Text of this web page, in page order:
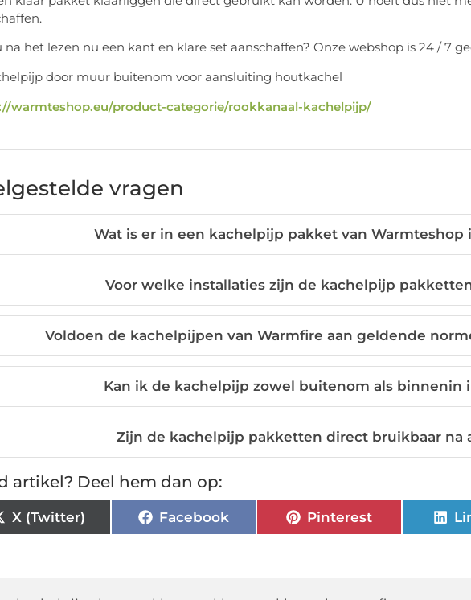
na het lezen nu een kant en klare set aanschaffen? Onze webshop is 24 / 7
warmteshop.eu/product-categorie/rookkanaal-kachelpijp/
vragen
Wat is er in een kachelpijp pakket van Warmteshop
Voor welke installaties zijn de kachelpijp
Voldoen de kachelpijpen van Warmfire aan geldende
Kan ik de kachelpijp zowel buitenom als binnenin
Zijn de kachelpijp pakketten direct bruikbaar na
artikel? Deel hem dan op:
X (Twitter) Facebook Pinterest